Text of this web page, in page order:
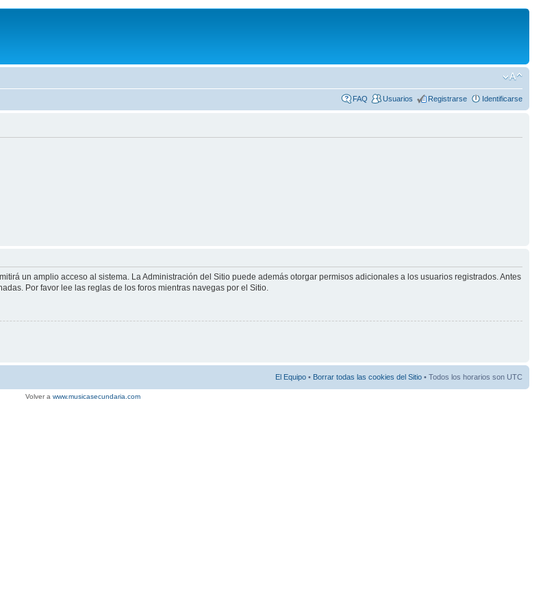
FAQ Usuarios Registrarse Identificarse
un amplio acceso al sistema. La Administración del Sitio puede además otorgar permisos adicionales a los usuarios registrados. Antes
Por favor lee las reglas de los foros mientras navegas por el Sitio.
El Equipo • Borrar todas las cookies del Sitio • Todos los horarios son UTC
Volver a www.musicasecundaria.com